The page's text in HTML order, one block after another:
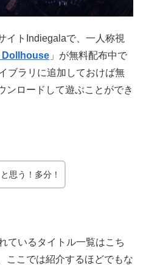
イトIndiegalaで、一人称視
Dollhouse 」が無料配布中で
ブラリに追加しておけば無
ンロードして遊ぶことができ
思う！多分！
ているタイトル一覧はこち
ここでは紹介するほどでもな